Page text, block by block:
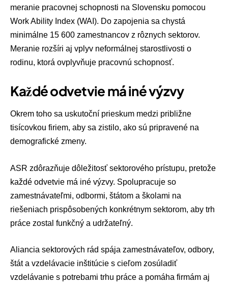
meranie pracovnej schopnosti na Slovensku pomocou
Work Ability Index (WAI). Do zapojenia sa chystá
minimálne 15 600 zamestnancov z rôznych sektorov.
Meranie rozšíri aj vplyv neformálnej starostlivosti o
rodinu, ktorá ovplyvňuje pracovnú schopnosť.
Každé odvetvie má iné výzvy
Okrem toho sa uskutoční prieskum medzi približne
tisícovkou firiem, aby sa zistilo, ako sú pripravené na
demografické zmeny.
ASR zdôrazňuje dôležitosť sektorového prístupu, pretože
každé odvetvie má iné výzvy. Spolupracuje so
zamestnávateľmi, odbormi, štátom a školami na
riešeniach prispôsobených konkrétnym sektorom, aby trh
práce zostal funkčný a udržateľný.
Aliancia sektorových rád spája zamestnávateľov, odbory,
štát a vzdelávacie inštitúcie s cieľom zosúladiť
vzdelávanie s potrebami trhu práce a pomáha firmám aj